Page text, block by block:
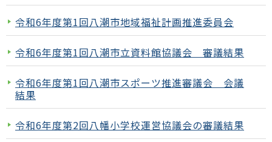
令和6年度第1回八潮市地域福祉計画推進委員会
令和6年度第1回八潮市立資料館協議会 審議結果
令和6年度第1回八潮市スポーツ推進審議会 会議
結果
令和6年度第2回八幡小学校運営協議会の審議結果